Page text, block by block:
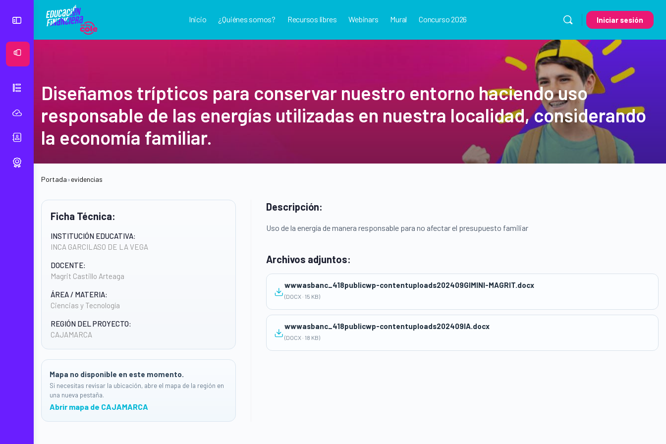
Inicio ¿Quiénes somos? Recursos libres Webinars Mural Concurso 2026 Iniciar sesión
Diseñamos trípticos para conservar nuestro entorno haciendo uso
responsable de las energías utilizadas en nuestra localidad, considerando
la economía familiar.
Portada»evidencias
Ficha Técnica:
INSTITUCIÓN EDUCATIVA:
INCA GARCILASO DE LA VEGA
DOCENTE:
Magrit Castillo Arteaga
ÁREA / MATERIA:
Ciencias y Tecnología
REGIÓN DEL PROYECTO:
CAJAMARCA
Mapa no disponible en este momento.
Si necesitas revisar la ubicación, abre el mapa de la región en
una nueva pestaña.
Abrir mapa de CAJAMARCA
Descripción:
Uso de la energía de manera responsable para no afectar el presupuesto familiar
Archivos adjuntos:
wwwasbanc_418publicwp-contentuploads202409GIMINI-MAGRIT.docx
(DOCX · 15 KB)
wwwasbanc_418publicwp-contentuploads202409IA.docx
(DOCX · 18 KB)